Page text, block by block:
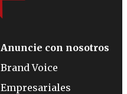
Anuncie con nosotros
Brand Voice
Empresariales